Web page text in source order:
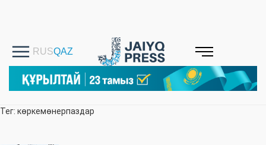
Тег: көркемөнерпаздар